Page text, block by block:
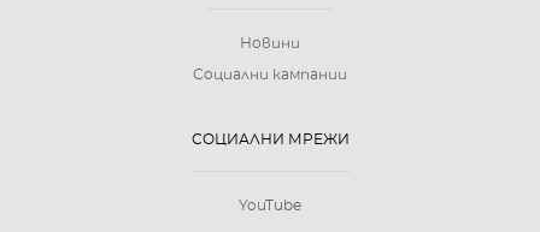
Новини
Социални кампании
СОЦИАЛНИ МРЕЖИ
YouTube